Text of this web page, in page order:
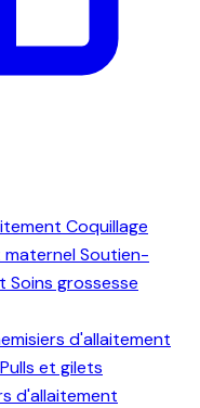
Coquillage
maternelSoutien-
Soins grossesse
d'allaitement
Pulls et gilets
d'allaitement